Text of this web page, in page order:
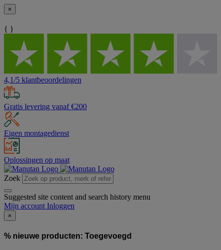
×
{ }
4,1/5 klantbeoordelingen
Gratis levering vanaf €200
Eigen montagedienst
Oplossingen op maat
Zoek
Suggested site content and search history menu
Mijn account Inloggen
×
% nieuwe producten: Toegevoegd